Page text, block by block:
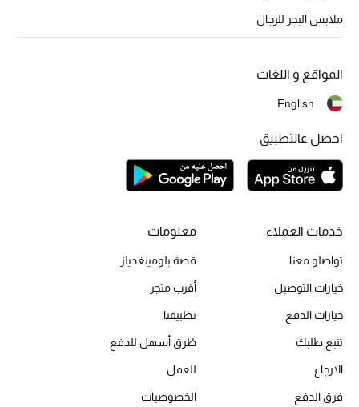
الجمال في بلوميز
دليل مستلزمات الجمال
ماركات جديدة للجمال
تسوقوا أحدث الماركات
ملابس البحر للرجال
خدمات العملاء
تواصلو معنا
خيارات التوصيل
خيارات الدفع
تتبع طلبك
الارجاع
فرق الدفع
معلومات
قصة بلومينغديلز
أقرب متجر
تطبيقنا
طُرق أسهل للدفع
للعمل
الخصوصيات
المواقع و اللغات
English
احصل عالتطبيق